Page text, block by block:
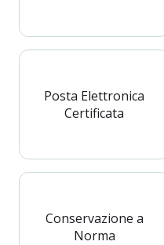
Posta Elettronica
Certificata
Conservazione a
Norma